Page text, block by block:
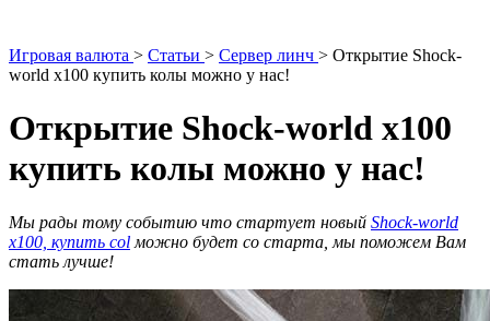
Игровая валюта > Статьи > Сервер линч > Открытие Shock-
world x100 купить колы можно у нас!
Открытие Shock-world x100
купить колы можно у нас!
Мы рады тому событию что стартует новый Shock-world
x100, купить col можно будет со старта, мы поможем Вам
стать лучше!